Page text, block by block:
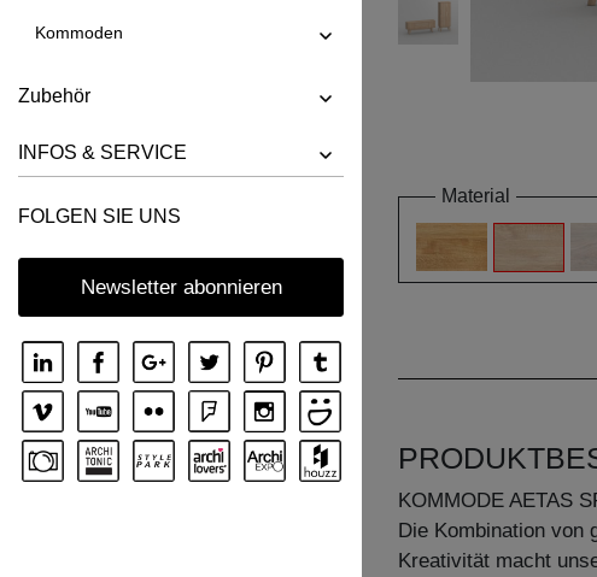
Kommoden
Zubehör
INFOS & SERVICE
FOLGEN SIE UNS
Newsletter abonnieren
Material
KOMMODE AETAS
Die Kombination von
Kreativität macht